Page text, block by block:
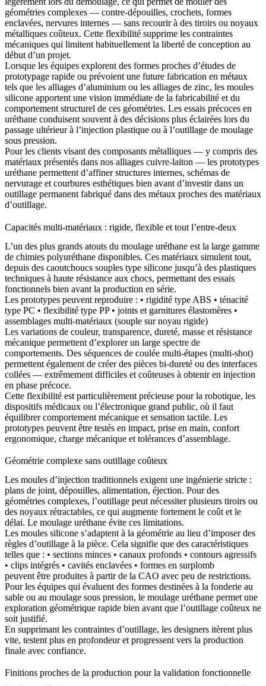
géométries complexes — contre-dépouilles, crochets, formes
enclavées, nervures internes — sans recourir à des tiroirs ou noyaux
métalliques coûteux. Cette flexibilité supprime les contraintes
mécaniques qui limitent habituellement la liberté de conception au
début d’un projet.
Lorsque les équipes explorent des formes proches d’études de
prototypage rapide ou prévoient une future fabrication en métaux
tels que les alliages d’aluminium ou les alliages de zinc, les moules
silicone apportent une vision immédiate de la fabricabilité et du
comportement structurel de ces géométries. Les essais précoces en
uréthane conduisent souvent à des décisions plus éclairées lors du
passage ultérieur à l’injection plastique ou à l’outillage de moulage
sous pression.
Pour les clients visant des composants métalliques — y compris des
matériaux présentés dans nos alliages cuivre-laiton — les prototypes
uréthane permettent d’affiner structures internes, schémas de
nervurage et courbures esthétiques bien avant d’investir dans un
outillage permanent fabriqué dans des métaux proches des matériaux
d’outillage.
Capacités multi-matériaux : rigide, flexible et tout l’entre-deux
L’un des plus grands atouts du moulage uréthane est la large gamme
de chimies polyuréthane disponibles. Ces matériaux simulent tout,
depuis des caoutchoucs souples type silicone jusqu’à des plastiques
techniques à haute résistance aux chocs, permettant des essais
fonctionnels bien avant la production en série.
Les prototypes peuvent reproduire : • rigidité type ABS • ténacité
type PC • flexibilité type PP • joints et garnitures élastomères •
assemblages multi-matériaux (souple sur noyau rigide)
Les variations de couleur, transparence, dureté, masse et résistance
mécanique permettent d’explorer un large spectre de
comportements. Des séquences de coulée multi-étapes (multi-shot)
permettent également de créer des pièces bi-dureté ou des interfaces
collées — extrêmement difficiles et coûteuses à obtenir en injection
en phase précoce.
Cette flexibilité est particulièrement précieuse pour la robotique, les
dispositifs médicaux ou l’électronique grand public, où il faut
équilibrer comportement mécanique et sensation tactile. Les
prototypes peuvent être testés en impact, prise en main, confort
ergonomique, charge mécanique et tolérances d’assemblage.
Géométrie complexe sans outillage coûteux
Les moules d’injection traditionnels exigent une ingénierie stricte :
plans de joint, dépouilles, alimentation, éjection. Pour des
géométries complexes, l’outillage peut nécessiter plusieurs tiroirs ou
des noyaux rétractables, ce qui augmente fortement le coût et le
délai. Le moulage uréthane évite ces limitations.
Les moules silicone s’adaptent à la géométrie au lieu d’imposer des
règles d’outillage à la pièce. Cela signifie que des caractéristiques
telles que : • sections minces • canaux profonds • contours agressifs
• clips intégrés • cavités enclavées • formes en surplomb
peuvent être produites à partir de la CAO avec peu de restrictions.
Pour les équipes qui évaluent des formes destinées à la fonderie au
sable ou au moulage sous pression, le moulage uréthane permet une
exploration géométrique rapide bien avant que l’outillage coûteux ne
soit justifié.
En supprimant les contraintes d’outillage, les designers itèrent plus
vite, testent plus en profondeur et progressent vers la production
finale avec confiance.
Finitions proches de la production pour la validation fonctionnelle